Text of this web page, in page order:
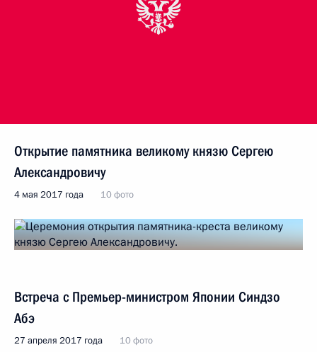
Открытие памятника великому князю Сергею
Александровичу
4 мая 2017 года 10 фото
Встреча с Премьер-министром Японии Синдзо
Абэ
27 апреля 2017 года 10 фото